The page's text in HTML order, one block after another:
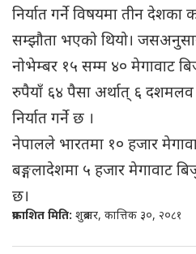
निर्यात गर्ने विषयमा तीन
सम्झौता भएको थियो।
नोभेम्बर १५ सम्म ४० मेगावाट
रुपैयाँ ६४ पैसा अर्थात् ६
निर्यात गर्ने छ ।
नेपालले भारतमा १० हजार
बङ्गलादेशमा ५ हजार मेगावाट
छ।
प्रकाशित मिति: शुक्रबार, कात्तिक ३०, २०८१